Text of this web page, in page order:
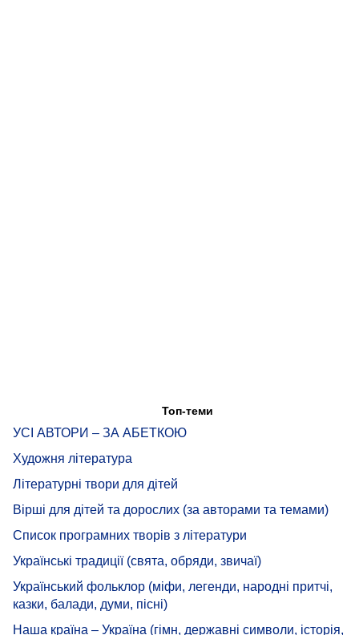
Топ-теми
УСІ АВТОРИ – ЗА АБЕТКОЮ
Художня література
Літературні твори для дітей
Вірші для дітей та дорослих (за авторами та темами)
Список програмних творів з літератури
Українські традиції (свята, обряди, звичаї)
Український фольклор (міфи, легенди, народні притчі,
казки, балади, думи, пісні)
Наша країна – Україна (гімн, державні символи, історія,